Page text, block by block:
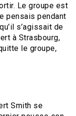
Le groupe est
pensais pendant
s’agissait de
à Strasbourg,
le groupe,
Smith se